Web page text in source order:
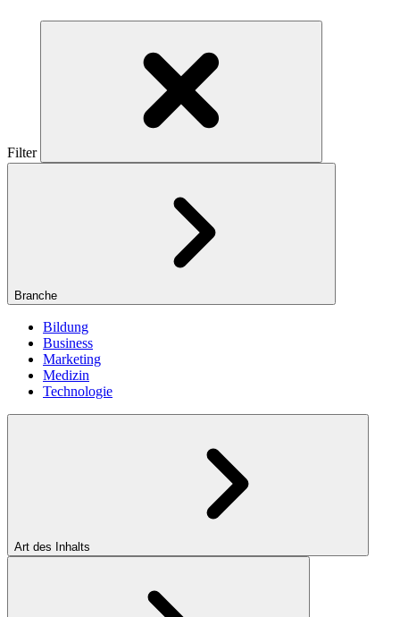
Filter
Branche
Bildung
Business
Marketing
Medizin
Technologie
Art des Inhalts